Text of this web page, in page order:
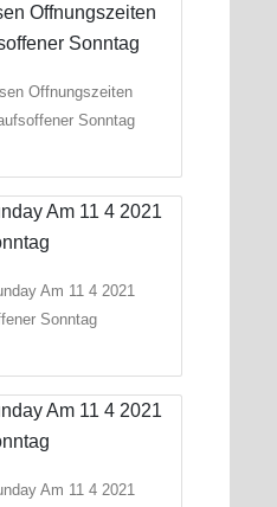
Offnungszeiten
Sonntag
Am 11 4 2021
Sonntag
Am 11 4 2021